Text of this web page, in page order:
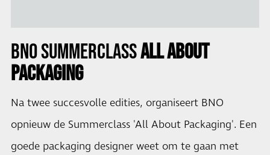
BNOSUMMERCLASSALL ABOUT
PACKAGING
Na twee succesvolle edities, organiseert BNO
opnieuw de Summerclass 'All About Packaging'. Een
goede packaging designer weet om te gaan met